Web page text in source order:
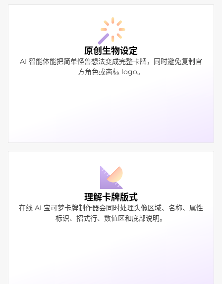
原创生物设定
AI 智能体能把简单怪兽想法变成完整卡牌，同时避免复制官
方角色或商标 logo。
理解卡牌版式
在线 AI 宝可梦卡牌制作器会同时处理头像区域、名称、属性
标识、招式行、数值区和底部说明。